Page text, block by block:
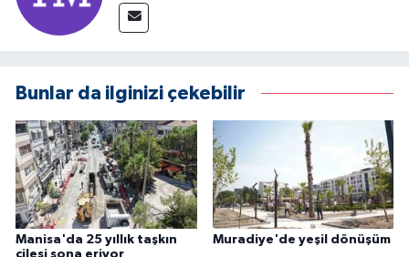
Bunlar da ilginizi çekebilir
Manisa'da 25 yıllık taşkın
çilesi sona eriyor
Muradiye'de yeşil dönüşüm